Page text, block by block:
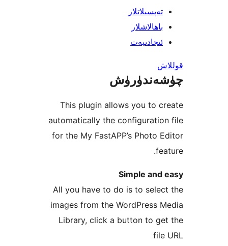
This plugin allows you
automatically the
for the My FastAPP’s
All you have to do is to
images from the
Library, click a button to